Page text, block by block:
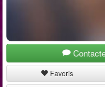
Favoris